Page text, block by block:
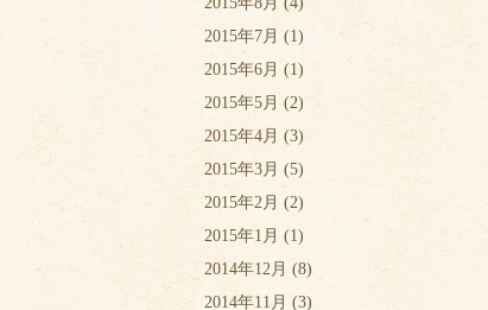
2015年7月 (1)
2015年6月 (1)
2015年5月 (2)
2015年4月 (3)
2015年3月 (5)
2015年2月 (2)
2015年1月(1)
2014年12月 (8)
2014年11月 (3)